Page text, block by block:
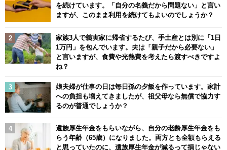
を続けています。「自分の名義だから問題ない」と言い
ますが、このまま利用を続けてもよいのでしょうか？
家族3人で義実家に帰省するたび、手土産とは別に「1日
1万円」を包んでいます。夫は「親子だから必要ない」
と言いますが、食費や光熱費を考えたら渡すべきですよ
ね？
娘夫婦が仕事の日は毎日孫の夕飯を作っています。家計
への負担も増えてきましたが、祖父母なら無償で協力す
るのが普通でしょうか？
遺族厚生年金をもらいながら、自分の老齢厚生年金をも
らう年齢（65歳）になりました。両方とも全額もらえる
と思っていたのに、遺族厚生年金が減るって損じゃない